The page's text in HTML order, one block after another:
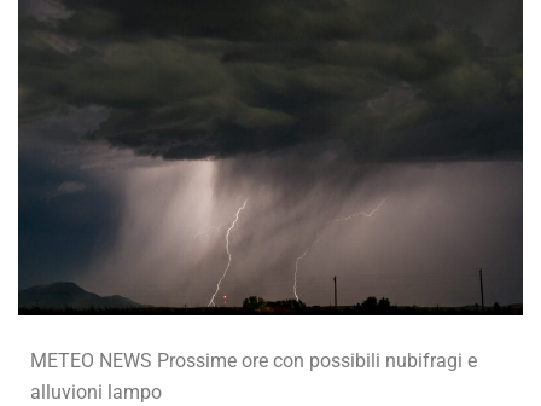
METEO NEWS Prossime ore con possibili nubifragi e
alluvioni lampo